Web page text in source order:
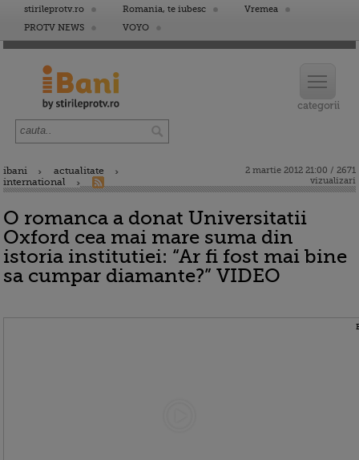
stirileprotv.ro Romania, te iubesc
Vremea
PROTV NEWS
VOYO
ibani
actualitate
international
2 martie 2012 21:00 / 2671
vizualizari
O romanca a donat Universitatii
Oxford cea mai mare suma din
istoria institutiei: “Ar fi fost mai bine
sa cumpar diamante?” VIDEO